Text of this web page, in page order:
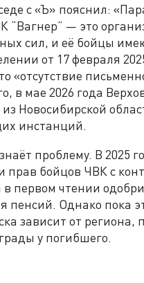
с «Ъ» пояснил:
“Вагнер” — это
сил, и её бойцы
от 17 февраля
«отсутствие
в мае 2026 года
Новосибирской
инстанций.
проблему. В 2025
прав бойцов ЧВК с
в первом чтении
пенсий. Однако пока
зависит от региона,
у погибшего.